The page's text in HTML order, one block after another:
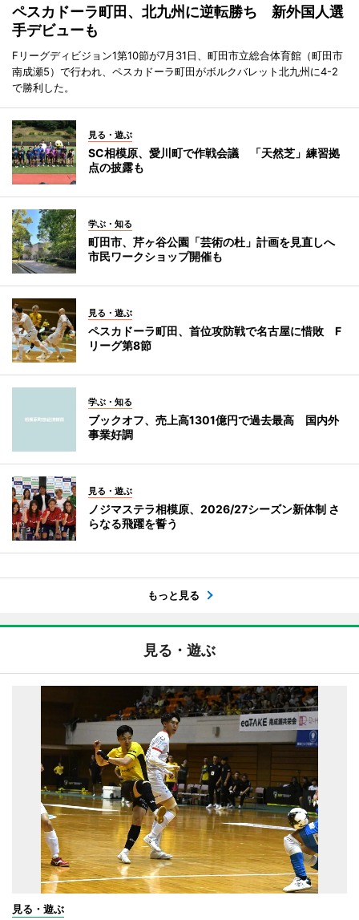
ペスカドーラ町田、北九州に逆転勝ち 新外国人選
手デビューも
Fリーグディビジョン1第10節が7月31日、町田市立総合体育館（町田市
南成瀬5）で行われ、ペスカドーラ町田がボルクバレット北九州に4-2
で勝利した。
見る・遊ぶ
SC相模原、愛川町で作戦会議 「天然芝」練習拠
点の披露も
学ぶ・知る
町田市、芹ヶ谷公園「芸術の杜」計画を見直しへ
市民ワークショップ開催も
見る・遊ぶ
ペスカドーラ町田、首位攻防戦で名古屋に惜敗 F
リーグ第8節
学ぶ・知る
ブックオフ、売上高1301億円で過去最高 国内外
事業好調
見る・遊ぶ
ノジマステラ相模原、2026/27シーズン新体制 さ
らなる飛躍を誓う
もっと見る
見る・遊ぶ
見る・遊ぶ